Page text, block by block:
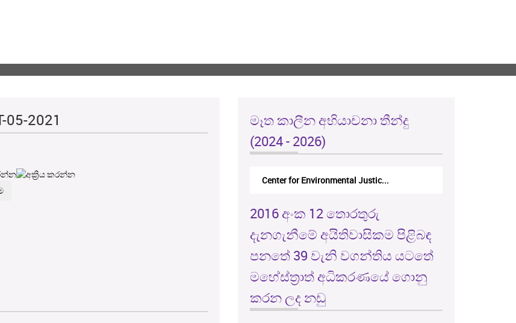
05-2021
මෑත කාලීන අභියාචනා තීන්දු
(2024 - 2026)
Center for Environmental Justic...
2016 අංක 12 තොරතුරු
දැනගැනීමේ අයිතිවාසිකම පිළිබඳ
පනතේ 39 වැනි වගන්තිය යටතේ
මහේස්ත්‍රාත් අධිකරණයේ ගොනු
කරන ලද නඩු